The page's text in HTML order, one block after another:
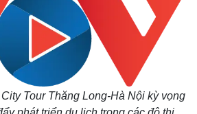
Tour Thăng Long-Hà Nội kỳ vọng